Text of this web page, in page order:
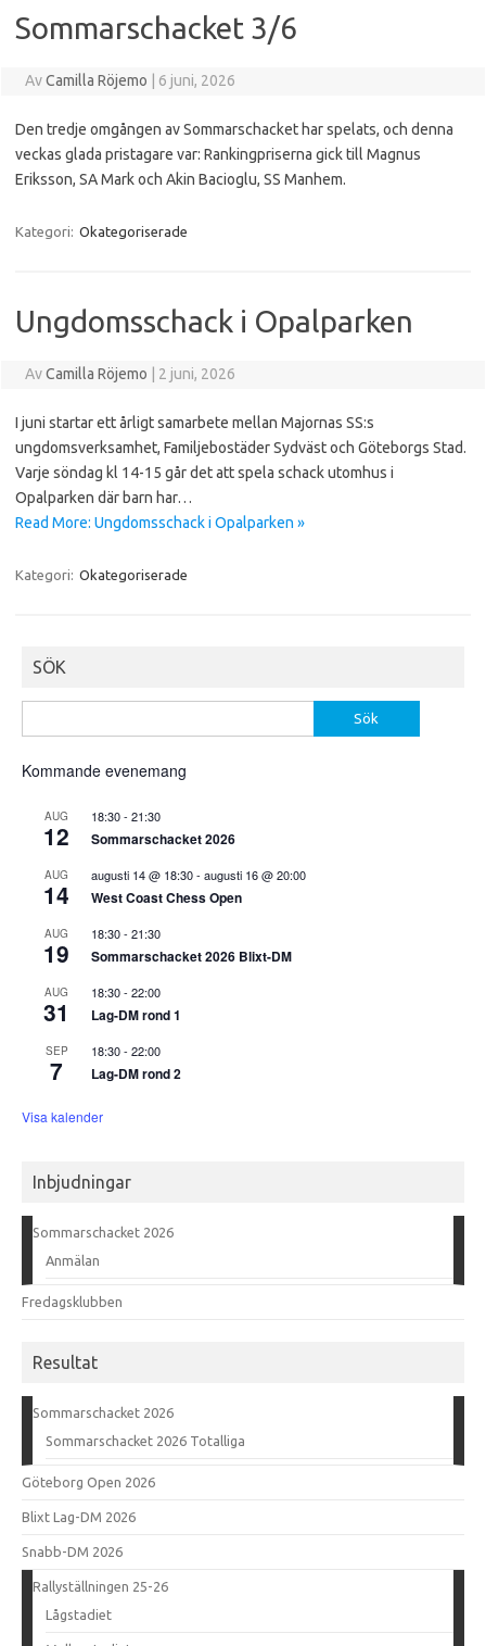
Sommarschacket 3/6
AvCamilla Röjemo 6 juni, 2026
Den tredje omgången av Sommarschacket har spelats, och denna
veckas glada pristagare var: Rankingpriserna gick till Magnus
Eriksson, SA Mark och Akin Bacioglu, SS Manhem.
Kategori: Okategoriserade
Ungdomsschack i Opalparken
AvCamilla Röjemo 2 juni, 2026
I juni startar ett årligt samarbete mellan Majornas SS:s
ungdomsverksamhet, Familjebostäder Sydväst och Göteborgs Stad.
Varje söndag kl 14-15 går det att spela schack utomhus i
Opalparken där barn har…
Read More: Ungdomsschack i Opalparken »
Kategori: Okategoriserade
SÖK
efter:
Kommande evenemang
AUG
12
18:30- 21:30
Sommarschacket 2026
AUG
14
augusti 14 @ 18:30- augusti 16 @ 20:00
West Coast Chess Open
AUG
19
18:30- 21:30
Sommarschacket 2026 Blixt-DM
AUG
31
18:30- 22:00
Lag-DM rond 1
SEP
7
18:30- 22:00
Lag-DM rond 2
Visa kalender
Inbjudningar
Sommarschacket 2026
Anmälan
Fredagsklubben
Resultat
Sommarschacket 2026
Sommarschacket 2026 Totalliga
Göteborg Open 2026
Blixt Lag-DM 2026
Snabb-DM 2026
Rallyställningen 25-26
Lågstadiet